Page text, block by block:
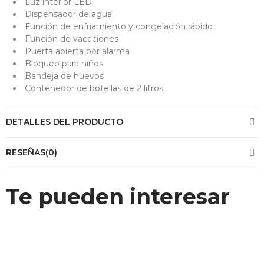
Dispensador de agua
Función de enfriamiento y congelación rápido
Función de vacaciones
Puerta abierta por alarma
Bloqueo para niños
Bandeja de huevos
Contenedor de botellas de 2 litros
DETALLES DEL PRODUCTO
RESEÑAS(0)
Te pueden interesar